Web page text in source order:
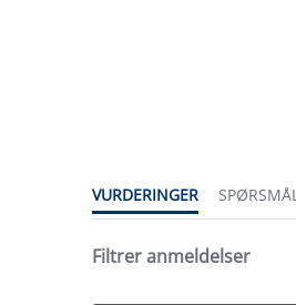
VURDERINGER
SPØRSMÅL
Filtrer anmeldelser